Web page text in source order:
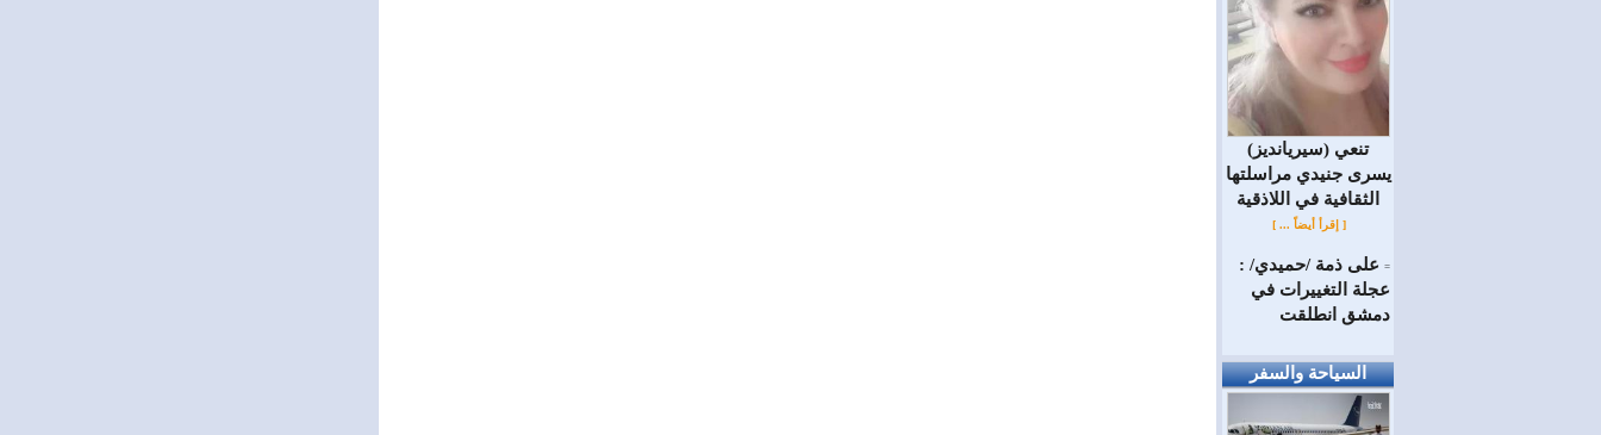
(سيريانديز) تنعي
يسرى جنيدي مراسلتها
الثقافية في اللاذقية
[ إقرأ أيضاً ... ]
= على ذمة /حميدي/ :
عجلة التغييرات في
دمشق انطلقت
السياحة والسفر